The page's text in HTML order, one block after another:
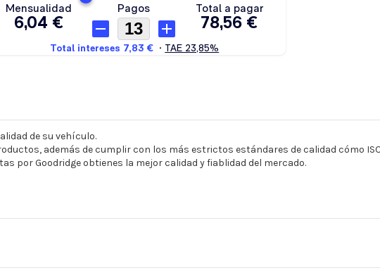
de su vehículo.
además de cumplir con los más estrictos estándares de calidad cómo
por Goodridge obtienes la mejor calidad y fiablidad del mercado.